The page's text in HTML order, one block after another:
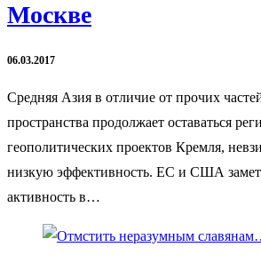
Москве
06.03.2017
Средняя Азия в отличие от прочих
пространства продолжает оставаться
геополитических проектов Кремля,
низкую эффективность. ЕС и США
активность в…